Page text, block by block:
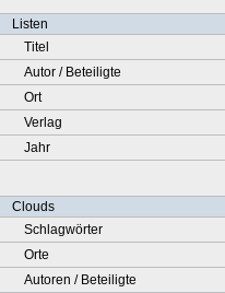
Listen
Titel
Autor / Beteiligte
Ort
Verlag
Jahr
Clouds
Schlagwörter
Orte
Autoren / Beteiligte